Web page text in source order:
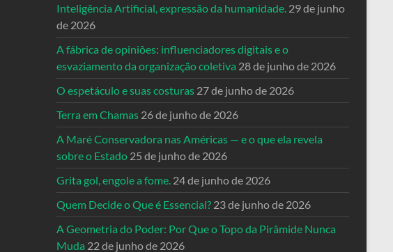
Inteligência Artificial, expressão da humanidade. 29 de junho
de 2026
A fábrica de opiniões: influenciadores digitais e o
esvaziamento da organização coletiva 28 de junho de 2026
O espetáculo e suas costuras 27 de junho de 2026
Terra em Chamas 26 de junho de 2026
A Maré Conservadora nas Américas — e o que ela revela
sobre o Estado 25 de junho de 2026
Grita gol, engole a fome. 24 de junho de 2026
Quem Decide o Que é Essencial? 23 de junho de 2026
A Geometria do Poder: Por Que o Topo da Pirâmide Nunca
Muda 22 de junho de 2026